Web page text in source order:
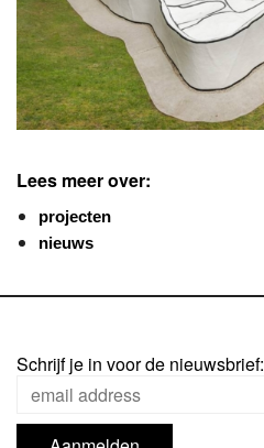
Lees meer over:
projecten
nieuws
Schrijf je in voor de nieuwsbrief: